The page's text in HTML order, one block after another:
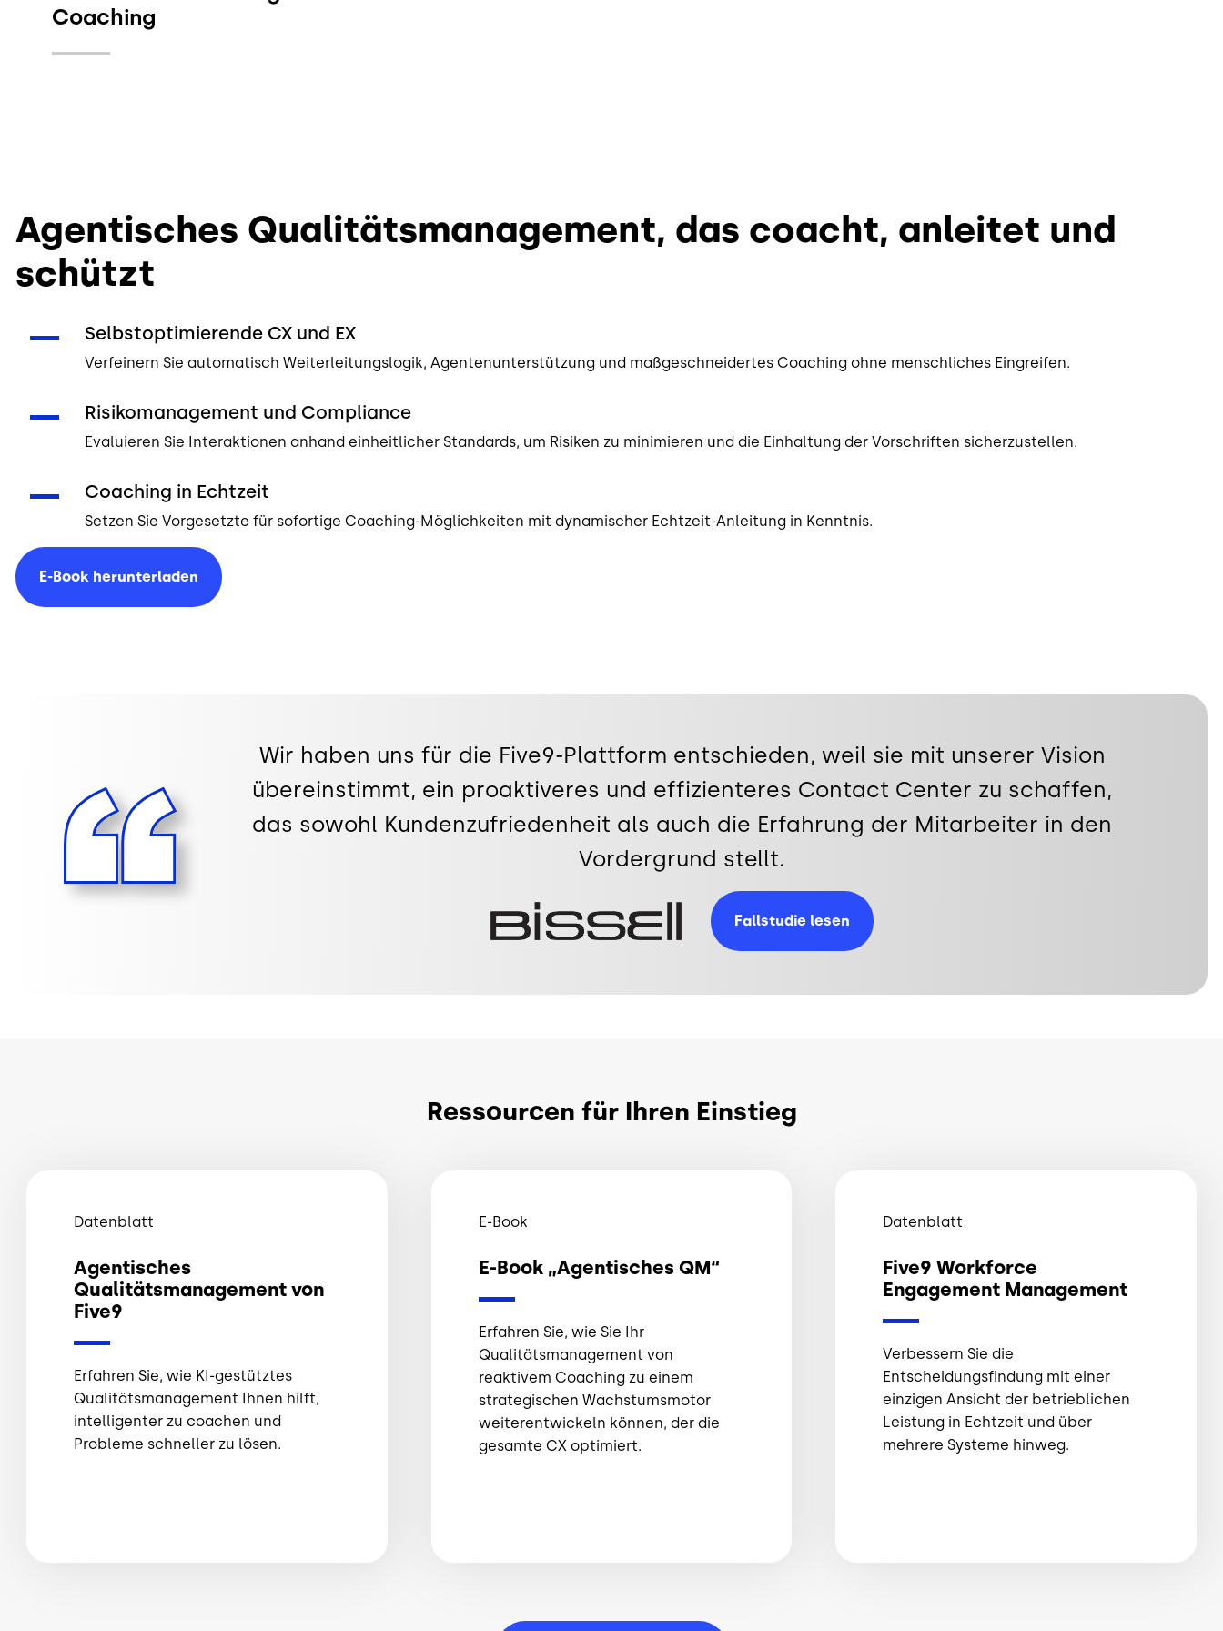
Coaching
Agentisches Qualitätsmanagement, das coacht, anleitet und
schützt
Selbstoptimierende CX und EX
Verfeinern Sie automatisch Weiterleitungslogik, Agentenunterstützung und maßgeschneidertes Coaching ohne menschliches Eingreifen.
Risikomanagement und Compliance
Evaluieren Sie Interaktionen anhand einheitlicher Standards, um Risiken zu minimieren und die Einhaltung der Vorschriften sicherzustellen.
Coaching in Echtzeit
Setzen Sie Vorgesetzte für sofortige Coaching-Möglichkeiten mit dynamischer Echtzeit-Anleitung in Kenntnis.
E-Book herunterladen
Wir haben uns für die Five9-Plattform entschieden, weil sie mit unserer Vision
übereinstimmt, ein proaktiveres und effizienteres Contact Center zu schaffen,
das sowohl Kundenzufriedenheit als auch die Erfahrung der Mitarbeiter in den
Vordergrund stellt.
Bild Fallstudie lesen
Ressourcen für Ihren Einstieg
Datenblatt
Agentisches
Qualitätsmanagement von
Five9
Erfahren Sie, wie KI-gestütztes
Qualitätsmanagement Ihnen hilft,
intelligenter zu coachen und
Probleme schneller zu lösen.
E-Book
E-Book „Agentisches QM“
Erfahren Sie, wie Sie Ihr
Qualitätsmanagement von
reaktivem Coaching zu einem
strategischen Wachstumsmotor
weiterentwickeln können, der die
gesamte CX optimiert.
Datenblatt
Five9 Workforce
Engagement Management
Verbessern Sie die
Entscheidungsfindung mit einer
einzigen Ansicht der betrieblichen
Leistung in Echtzeit und über
mehrere Systeme hinweg.